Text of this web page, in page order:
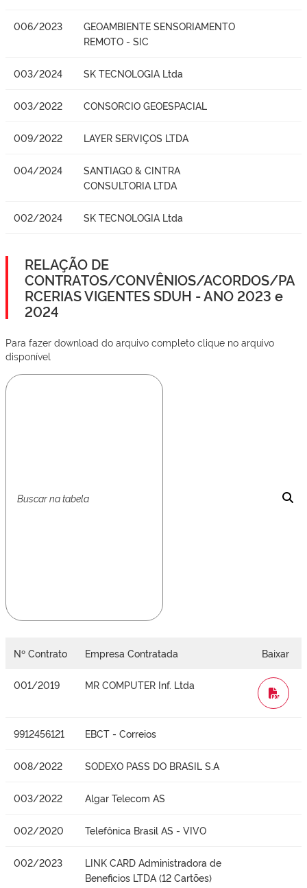
006/2023
GEOAMBIENTE SENSORIAMENTO
REMOTO - SIC
003/2024 SK TECNOLOGIA Ltda
003/2022 CONSORCIO GEOESPACIAL
009/2022 LAYER SERVIÇOS LTDA
004/2024
SANTIAGO & CINTRA
CONSULTORIA LTDA
002/2024 SK TECNOLOGIA Ltda
RELAÇÃO DE
CONTRATOS/CONVÊNIOS/ACORDOS/PA
RCERIAS VIGENTES SDUH - ANO 2023 e
2024
Para fazer download do arquivo completo clique no arquivo
disponível
Nº Contrato Empresa Contratada Baixar
001/2019 MR COMPUTER Inf. Ltda
WORD
9912456121 EBCT - Correios
008/2022 SODEXO PASS DO BRASIL S.A
003/2022 Algar Telecom AS
002/2020 Telefônica Brasil AS - VIVO
002/2023
LINK CARD Administradora de
Beneficios LTDA (12 Cartões)